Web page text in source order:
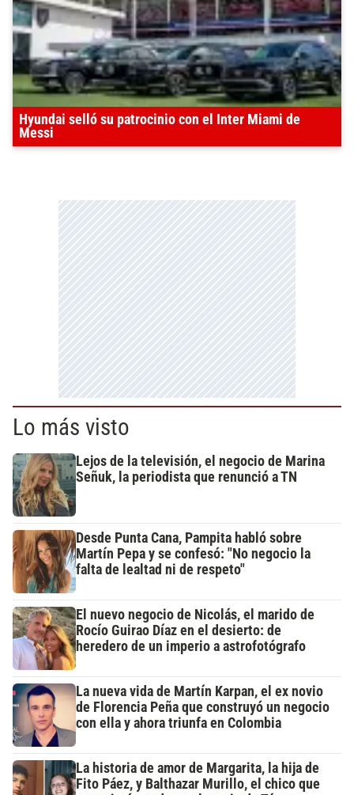
Hyundai selló su patrocinio con el Inter Miami de
Messi
Lo más visto
Lejos de la televisión, el negocio de Marina
Señuk, la periodista que renunció a TN
Desde Punta Cana, Pampita habló sobre
Martín Pepa y se confesó: "No negocio la
falta de lealtad ni de respeto"
El nuevo negocio de Nicolás, el marido de
Rocío Guirao Díaz en el desierto: de
heredero de un imperio a astrofotógrafo
La nueva vida de Martín Karpan, el ex novio
de Florencia Peña que construyó un negocio
con ella y ahora triunfa en Colombia
La historia de amor de Margarita, la hija de
Fito Páez, y Balthazar Murillo, el chico que